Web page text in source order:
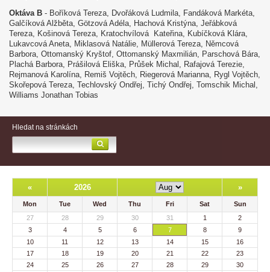
Oktáva B - Boříková Tereza, Dvořáková Ludmila, Fandáková Markéta,
Galčíková Alžběta, Götzová Adéla, Hachová Kristýna, Jeřábková
Tereza, Košinová Tereza, Kratochvílová Kateřina, Kubíčková Klára,
Lukavcová Aneta, Miklasová Natálie, Müllerová Tereza, Němcová
Barbora, Ottomanský Kryštof, Ottomanský Maxmilián, Parschová Bára,
Plachá Barbora, Prášilová Eliška, Průšek Michal, Rafajová Terezie,
Rejmanová Karolína, Remiš Vojtěch, Riegerová Marianna, Rygl Vojtěch,
Skořepová Tereza, Techlovský Ondřej, Tichý Ondřej, Tomschik Michal,
Williams Jonathan Tobias
Hledat na stránkách
« 2026 »
Mon Tue Wed Thu Fri Sat
Sun
27
28 29 30 31 1
2
3
4 5 6 7 8
9
10
11 12 13 14 15
16
17
18 19 20 21 22
23
24
25 26 27 28 29
30